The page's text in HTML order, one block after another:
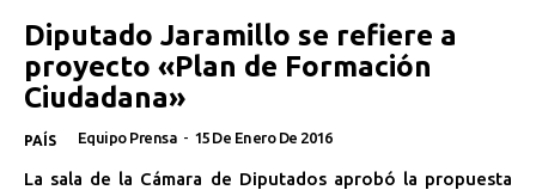
Diputado Jaramillo se refiere a
proyecto «Plan de Formación
Ciudadana»
PAÍS Equipo Prensa - 15 De Enero De 2016
La sala de la Cámara de Diputados aprobó la propuesta